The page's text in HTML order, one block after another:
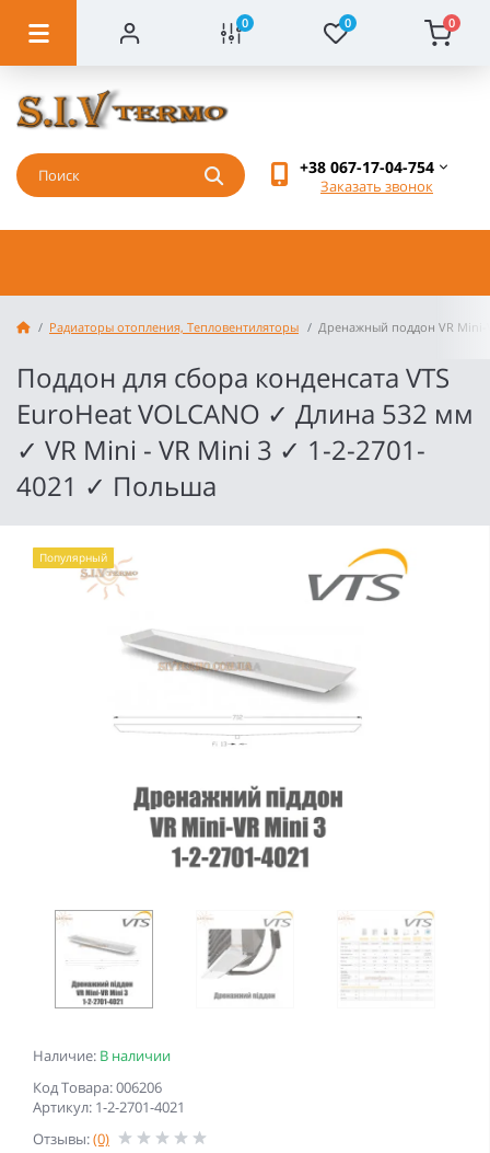
0 0 0
+38 067-17-04-754
Заказать звонок
Радиаторы отопления, Тепловентиляторы Дренажный поддон VR Mini-
Поддон для сбора конденсата VTS
EuroHeat VOLCANO ✓ Длина 532 мм
✓ VR Mini - VR Mini 3 ✓ 1-2-2701-
4021 ✓ Польша
Наличие: В наличии
Код Товара: 006206
Артикул: 1-2-2701-4021
Отзывы:(0)
Популярный